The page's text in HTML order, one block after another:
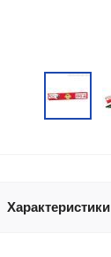
Характеристики